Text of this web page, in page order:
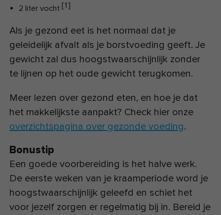
2 liter vocht [1]
Als je gezond eet is het normaal dat je
geleidelijk afvalt als je borstvoeding geeft. Je
gewicht zal dus hoogstwaarschijnlijk zonder
te lijnen op het oude gewicht terugkomen.
Meer lezen over gezond eten, en hoe je dat
het makkelijkste aanpakt? Check hier onze
overzichtspagina over gezonde voeding.
Bonustip
Een goede voorbereiding is het halve werk.
De eerste weken van je kraamperiode word je
hoogstwaarschijnlijk geleefd en schiet het
voor jezelf zorgen er regelmatig bij in. Bereid je